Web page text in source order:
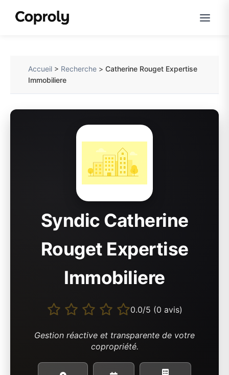
Accueil > Recherche >Catherine Rouget Expertise
Immobiliere
Syndic Catherine
Rouget Expertise
Immobiliere
0.0/5 (0 avis)
Gestion réactive et transparente de votre
copropriété.